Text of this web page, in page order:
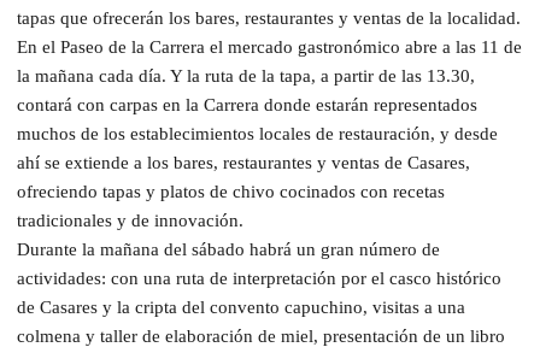
tapas que ofrecerán los bares, restaurantes y ventas de la localidad.
En el Paseo de la Carrera el mercado gastronómico abre a las 11 de
la mañana cada día. Y la ruta de la tapa, a partir de las 13.30,
contará con carpas en la Carrera donde estarán representados
muchos de los establecimientos locales de restauración, y desde
ahí se extiende a los bares, restaurantes y ventas de Casares,
ofreciendo tapas y platos de chivo cocinados con recetas
tradicionales y de innovación.
Durante la mañana del sábado habrá un gran número de
actividades: con una ruta de interpretación por el casco histórico
de Casares y la cripta del convento capuchino, visitas a una
colmena y taller de elaboración de miel, presentación de un libro